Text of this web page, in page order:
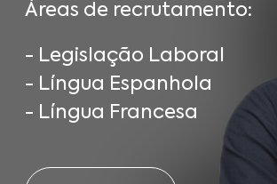
Áreas de recrutamento:
- Legislação Laboral
- Língua Espanhola
- Língua Francesa